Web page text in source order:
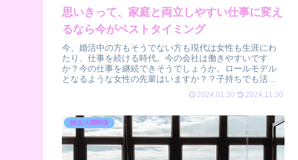
思いきって、家庭と両立しやすい仕事に変え
るなら今がベストタイミング
今、婚活中の方もそうでない方も現代は女性も生涯にわ
たり、仕事を続ける時代。今の会社は働きやすいです
か？今の仕事を継続できそうでしょうか。ロールモデル
となるような女性の先輩はいますか？？子持ちでも活躍
2024.01.30 2024.11.30
婚活/人間関係